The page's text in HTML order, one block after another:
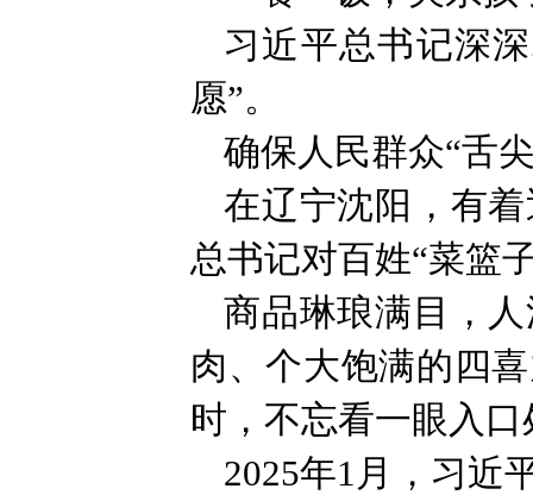
习近平总书记深
愿”。
确保人民群众“舌
在辽宁沈阳，有
总书记对百姓“菜篮
商品琳琅满目，
肉、个大饱满的四
时，不忘看一眼入
2025年1月，习近